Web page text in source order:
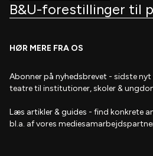
B&U-forestillinger til
HØR MERE FRA OS
Abonner på nyhedsbrevet - sidste nyt
teatre til institutioner, skoler &
Læs artikler & guides - find konkrete
bl.a. af vores